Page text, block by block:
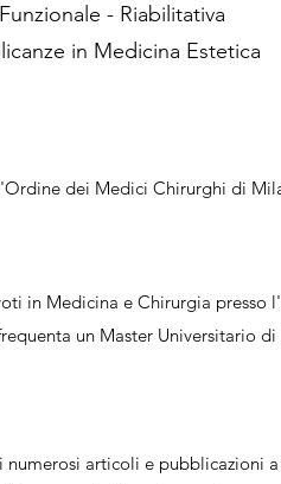
- Riabilitativa
in Medicina Estetica
dei Medici Chirurghi di
in Medicina e Chirurgia presso
un Master Universitario
articoli e pubblicazioni